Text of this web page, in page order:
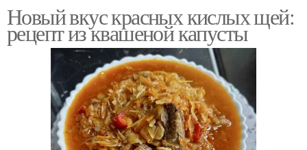
Новый вкус красных кислых щей:
рецепт из квашеной капусты